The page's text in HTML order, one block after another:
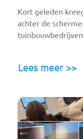
Kort geleden
achter de
Lees meer >>